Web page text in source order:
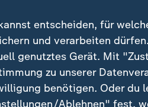
entscheiden, für
und verarbeiten
genutztes Gerät. Mit
zu unserer
benötigen. Oder du
Ablehnen" fest,